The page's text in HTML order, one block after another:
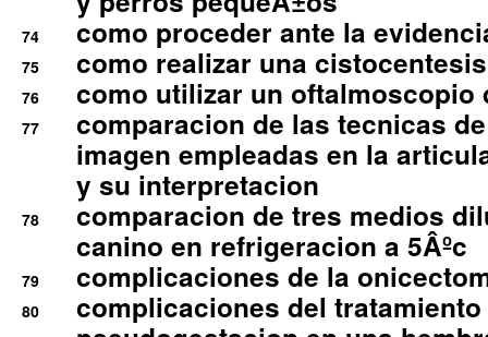
74 como proceder ante la
75 como realizar una
76 como utilizar un oftalmoscopio
77
comparacion de las tecnicas
imagen empleadas en la
y su interpretacion
78
comparacion de tres medios
canino en refrigeracion a 5Âºc
79 complicaciones de la
80
complicaciones del